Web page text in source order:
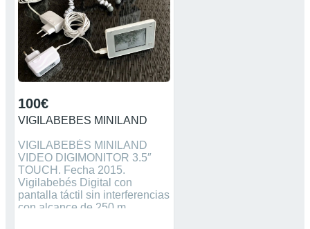
100€
VIGILABEBES MINILAND
VIGILABEBÉS MINILAND
VIDEO DIGIMONITOR 3.5″
TOUCH. Fecha 2015.
Vigilabebés Digital con
pantalla táctil sin interferencias
con alcance de 250 m.